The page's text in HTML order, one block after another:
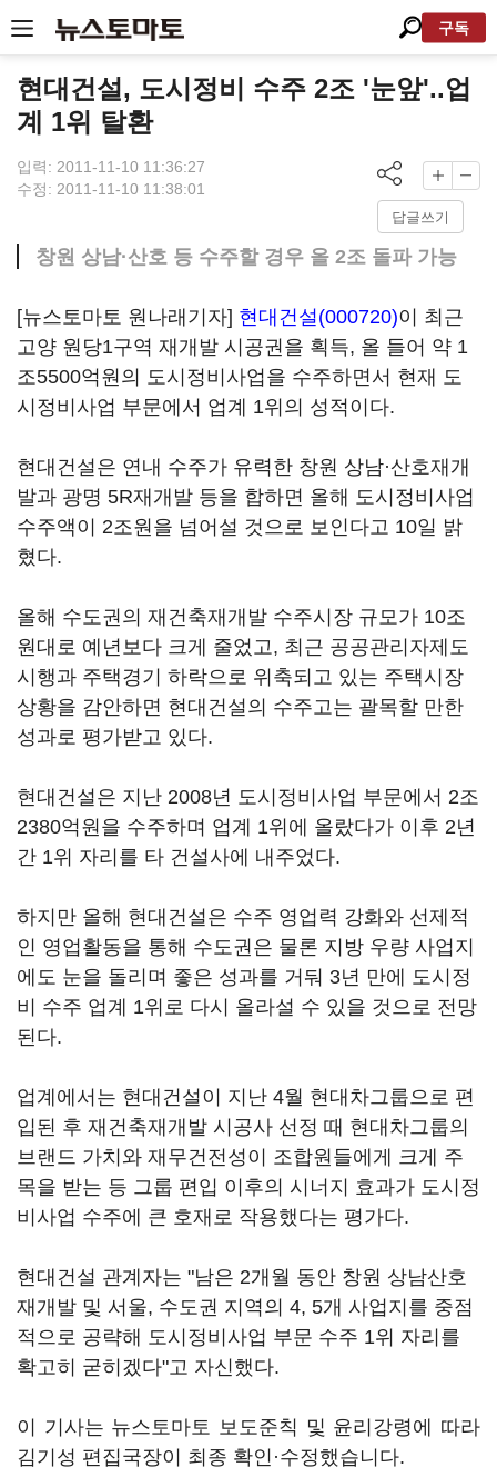
구독
현대건설, 도시정비 수주 2조 '눈앞'..업
계 1위 탈환
입력: 2011-11-10 11:36:27
수정: 2011-11-10 11:38:01
답글쓰기
창원 상남·산호 등 수주할 경우 올 2조 돌파 가능
[뉴스토마토 원나래기자] 현대건설(000720)이 최근
고양 원당1구역 재개발 시공권을 획득, 올 들어 약 1
조5500억원의 도시정비사업을 수주하면서 현재 도
시정비사업 부문에서 업계 1위의 성적이다.
현대건설은 연내 수주가 유력한 창원 상남·산호재개
발과 광명 5R재개발 등을 합하면 올해 도시정비사업
수주액이 2조원을 넘어설 것으로 보인다고 10일 밝
혔다.
올해 수도권의 재건축재개발 수주시장 규모가 10조
원대로 예년보다 크게 줄었고, 최근 공공관리자제도
시행과 주택경기 하락으로 위축되고 있는 주택시장
상황을 감안하면 현대건설의 수주고는 괄목할 만한
성과로 평가받고 있다.
현대건설은 지난 2008년 도시정비사업 부문에서 2조
2380억원을 수주하며 업계 1위에 올랐다가 이후 2년
간 1위 자리를 타 건설사에 내주었다.
하지만 올해 현대건설은 수주 영업력 강화와 선제적
인 영업활동을 통해 수도권은 물론 지방 우량 사업지
에도 눈을 돌리며 좋은 성과를 거둬 3년 만에 도시정
비 수주 업계 1위로 다시 올라설 수 있을 것으로 전망
된다.
업계에서는 현대건설이 지난 4월 현대차그룹으로 편
입된 후 재건축재개발 시공사 선정 때 현대차그룹의
브랜드 가치와 재무건전성이 조합원들에게 크게 주
목을 받는 등 그룹 편입 이후의 시너지 효과가 도시정
비사업 수주에 큰 호재로 작용했다는 평가다.
현대건설 관계자는 "남은 2개월 동안 창원 상남산호
재개발 및 서울, 수도권 지역의 4, 5개 사업지를 중점
적으로 공략해 도시정비사업 부문 수주 1위 자리를
확고히 굳히겠다"고 자신했다.
이 기사는 뉴스토마토 보도준칙 및 윤리강령에 따라
김기성 편집국장이 최종 확인·수정했습니다.